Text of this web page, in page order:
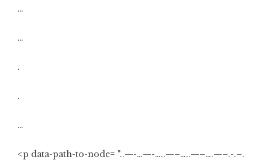
…
…
.
.
…
<p data-path-to-node= "..—-…—-…..—–…..—–….—–.-.–.